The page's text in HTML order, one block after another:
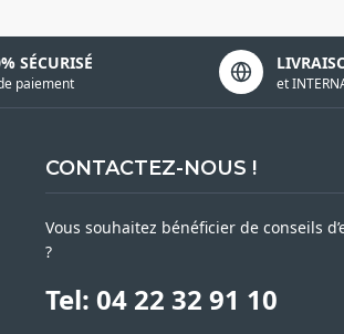
SÉCURISÉ
paiement et
CONTACTEZ-NOUS !
Vous souhaitez bénéficier de conseils
?
Tel: 04 22 32 91 10